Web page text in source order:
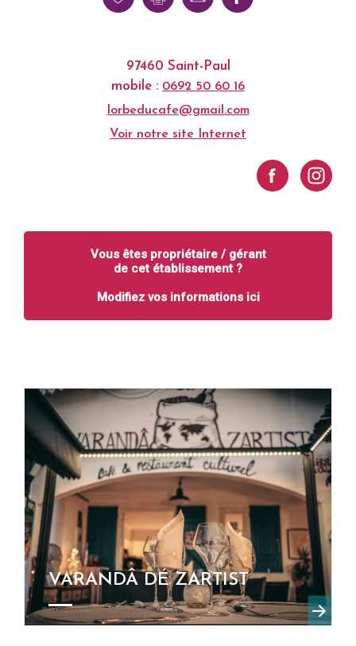
97460 Saint-Paul
mobile : 0692 50 60 16
lorbeducafe@gmail.com
Voir notre site Internet
Vous êtes propriétaire / gérant
de cet établissement ?
Modifiez vos informations ici
VARANDÂ DÉ ZARTIST